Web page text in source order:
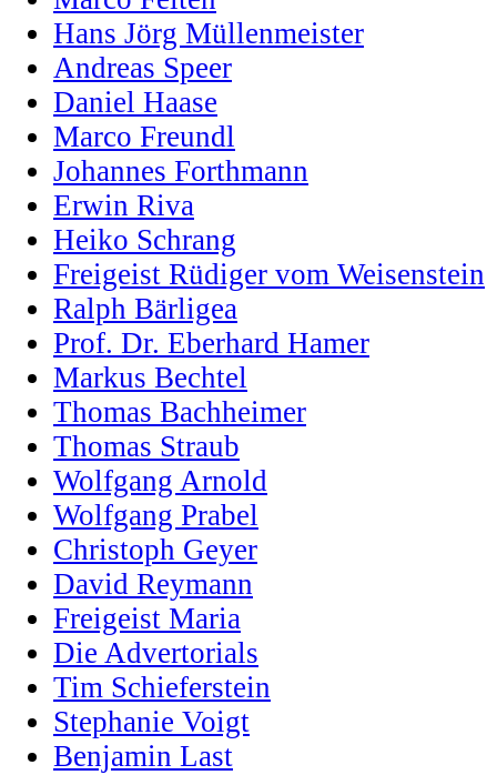
Hans Jörg Müllenmeister
Andreas Speer
Daniel Haase
Marco Freundl
Johannes Forthmann
Erwin Riva
Heiko Schrang
Freigeist Rüdiger vom Weisenstein
Ralph Bärligea
Prof. Dr. Eberhard Hamer
Markus Bechtel
Thomas Bachheimer
Thomas Straub
Wolfgang Arnold
Wolfgang Prabel
Christoph Geyer
David Reymann
Freigeist Maria
Die Advertorials
Tim Schieferstein
Stephanie Voigt
Benjamin Last